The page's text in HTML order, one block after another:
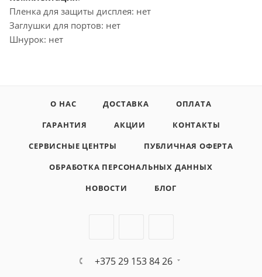
Пленка для защиты дисплея: нет
Заглушки для портов: нет
Шнурок: нет
О НАС ДОСТАВКА
ОПЛАТА
ГАРАНТИЯ
АКЦИИ
КОНТАКТЫ
СЕРВИСНЫЕ ЦЕНТРЫ
ПУБЛИЧНАЯ ОФЕРТА
ОБРАБОТКА ПЕРСОНАЛЬНЫХ ДАННЫХ
НОВОСТИ
БЛОГ
+375 29 153 84 26